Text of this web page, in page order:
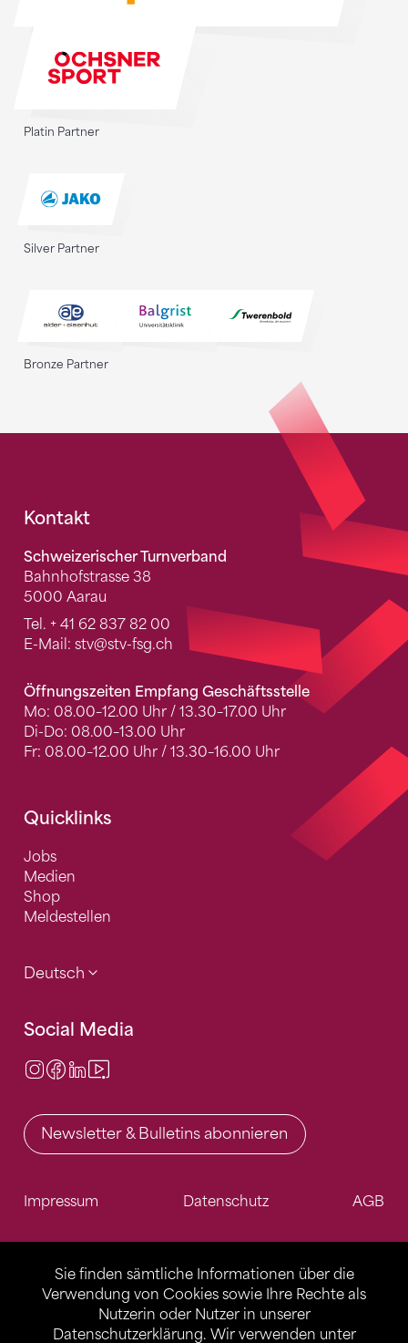
Sie finden sämtliche Informationen über die
Verwendung von Cookies sowie Ihre Rechte als
Nutzerin oder Nutzer in unserer
Datenschutzerklärung. Wir verwenden unter
Platin Partner
Silver Partner
Bronze Partner
Fusszeile
Kontakt
Schweizerischer Turnverband
Bahnhofstrasse 38
5000 Aarau
Tel. + 41 62 837 82 00
E-Mail: stv@stv-fsg.ch
Öffnungszeiten Empfang Geschäftsstelle
Mo: 08.00–12.00 Uhr / 13.30–17.00 Uhr
Di-Do: 08.00–13.00 Uhr
Fr: 08.00–12.00 Uhr / 13.30–16.00 Uhr
Quicklinks
Jobs
Medien
Shop
Meldestellen
Deutsch
Social Media
Instagram
Facebook
LinkedIn
Newsletter & Bulletins abonnieren
Impressum Datenschutz AGB